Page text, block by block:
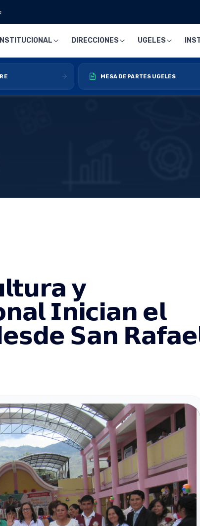
INSTITUCIONAL DIRECCIONES UGELES
MESA DE PARTES UGELES
𝘆
𝗜𝗻𝗶𝗰𝗶𝗮𝗻 𝗲𝗹
𝗦𝗮𝗻